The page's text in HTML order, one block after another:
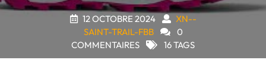
12 OCTOBRE 2024
XN--
SAINT-TRAIL-FBB
0
COMMENTAIRES
16 TAGS